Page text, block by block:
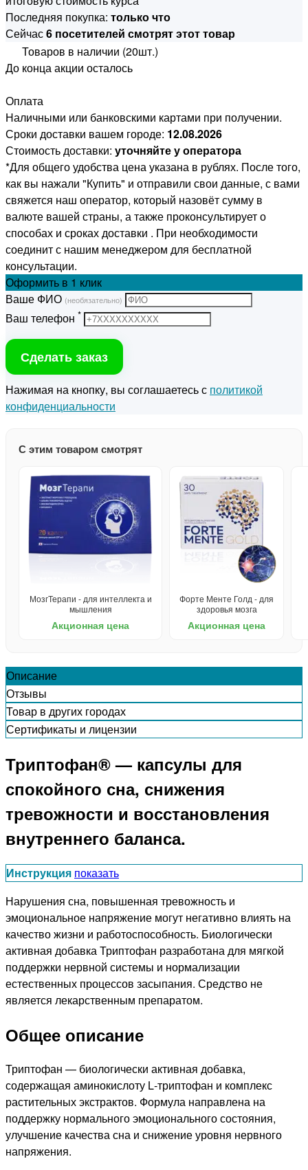
Последняя покупка: только что
Сейчас6 посетителей смотрят этот товар
Товаров в наличии (20шт.)
До конца акции осталось
Оплата
Наличными или банковскими картами при получении.
Сроки доставки вашем городе: 12.08.2026
Стоимость доставки: уточняйте у оператора
*Для общего удобства цена указана в рублях. После того,
как вы нажали "Купить" и отправили свои данные, с вами
свяжется наш оператор, который назовёт сумму в
валюте вашей страны, а также проконсультирует о
способах и сроках доставки . При необходимости
соединит с нашим менеджером для бесплатной
консультации.
Оформить в 1 клик
Ваше ФИО (необязательно)
Ваш телефон *
Сделать заказ
Нажимая на кнопку, вы соглашаетесь с политикой
конфиденциальности
С этим товаром смотрят
МозгТерапи - для интеллекта и
мышления
Акционная цена
Форте Менте Голд - для
здоровья мозга
Акционная цена
Описание
Отзывы
Товар в других городах
Сертификаты и лицензии
Триптофан® — капсулы для
спокойного сна, снижения
тревожности и восстановления
внутреннего баланса.
Инструкция показать
Нарушения сна, повышенная тревожность и
эмоциональное напряжение могут негативно влиять на
качество жизни и работоспособность. Биологически
активная добавка Триптофан разработана для мягкой
поддержки нервной системы и нормализации
естественных процессов засыпания. Средство не
является лекарственным препаратом.
Общее описание
Триптофан — биологически активная добавка,
содержащая аминокислоту L‑триптофан и комплекс
растительных экстрактов. Формула направлена на
поддержку нормального эмоционального состояния,
улучшение качества сна и снижение уровня нервного
напряжения.